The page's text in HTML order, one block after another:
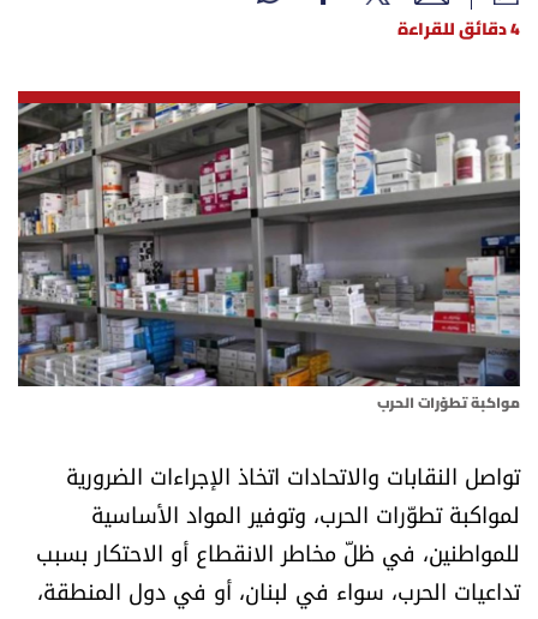
الغلاف
نداء اليوم
محليات
أسرار
متفرقات
نداء القرّاء
خاص الموقع
كتّابنا
تحت المجهر
4 دقائق للقراءة
مواكبة تطوّرات الحرب
تواصل النقابات والاتحادات اتخاذ الإجراءات الضرورية
لمواكبة تطوّرات الحرب، وتوفير المواد الأساسية
للمواطنين، في ظلّ مخاطر الانقطاع أو الاحتكار بسبب
تداعيات الحرب، سواء في لبنان، أو في دول المنطقة،